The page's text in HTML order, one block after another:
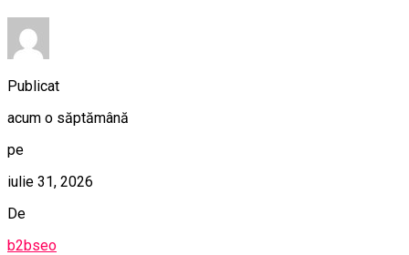
Publicat
acum o săptămână
pe
iulie 31, 2026
De
b2bseo